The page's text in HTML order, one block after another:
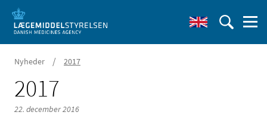
Nyheder / 2017
2017
22. december 2016